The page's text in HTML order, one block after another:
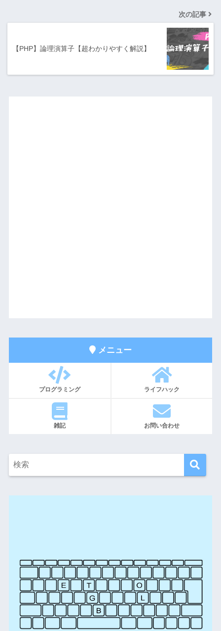
次の記事
【PHP】論理演算子【超わかりやすく解説】
メニュー
プログラミング ライフハック
雑記 お問い合わせ